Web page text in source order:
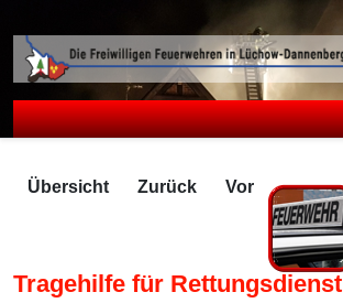
Übersicht Zurück Vor
Tragehilfe für Rettungsdienst